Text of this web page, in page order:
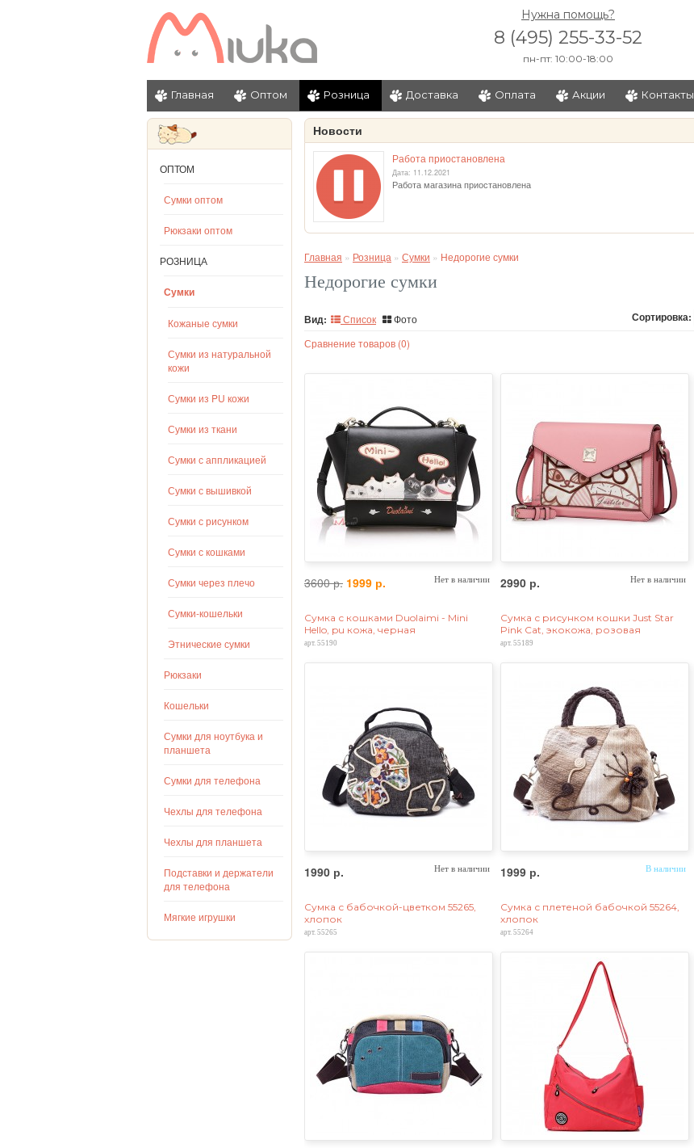
Нужна помощь?
8 (495) 255-33-52
пн-пт: 10:00-18:00
Главная Оптом Розница Доставка Оплата Акции Контакты
ОПТОМ
Сумки оптом
Рюкзаки оптом
РОЗНИЦА
Сумки
Кожаные сумки
Сумки из натуральной
кожи
Сумки из PU кожи
Сумки из ткани
Сумки с аппликацией
Сумки с вышивкой
Сумки с рисунком
Сумки с кошками
Сумки через плечо
Сумки-кошельки
Этнические сумки
Рюкзаки
Кошельки
Сумки для ноутбука и
планшета
Сумки для телефона
Чехлы для телефона
Чехлы для планшета
Подставки и держатели
для телефона
Мягкие игрушки
Новости
Работа приостановлена
Дата: 11.12.2021
Работа магазина приостановлена
Главная » Розница » Сумки » Недорогие сумки
Недорогие сумки
Вид: Список Фото Сортировка:
Сравнение товаров (0)
3600 р. 1999 р. Нет в наличии
Сумка с кошками Duolaimi - Mini
Hello, pu кожа, черная
арт. 55190
2990 р. Нет в наличии
Сумка с рисунком кошки Just Star
Pink Cat, экокожа, розовая
арт. 55189
1990 р. Нет в наличии
Сумка с бабочкой-цветком 55265,
хлопок
арт. 55265
1999 р. В наличии
Сумка с плетеной бабочкой 55264,
хлопок
арт. 55264